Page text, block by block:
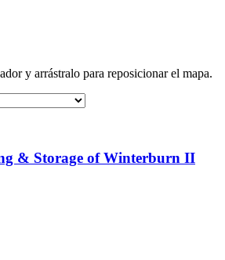
y arrástralo para reposicionar el mapa.
& Storage of Winterburn II